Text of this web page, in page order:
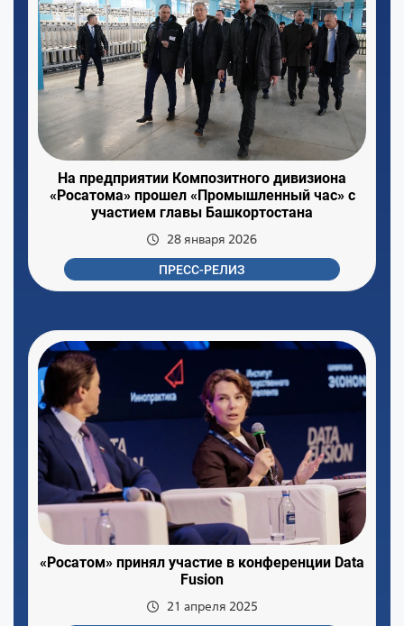
На предприятии Композитного дивизиона
«Росатома» прошел «Промышленный час» с
участием главы Башкортостана
28 января 2026
ПРЕСС-РЕЛИЗ
«Росатом» принял участие в конференции Data
Fusion
21 апреля 2025